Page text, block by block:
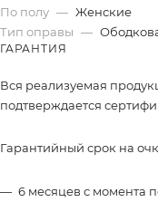
По полу — Женские
Тип оправы —
ГАРАНТИЯ
Вся реализуемая
подтверждается
Гарантийный срок на
6 месяцев с момента